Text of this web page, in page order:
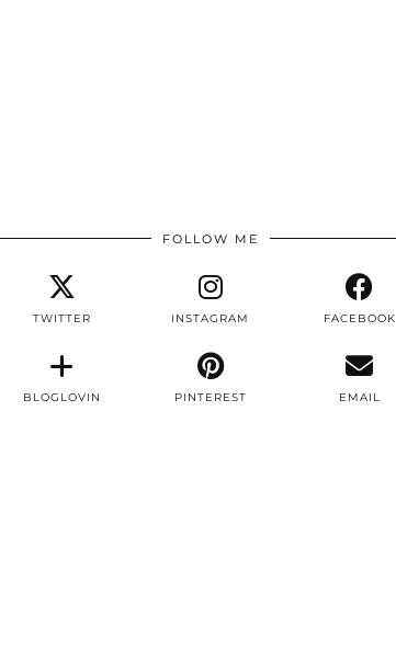
FOLLOW ME
TWITTER INSTAGRAM FACEBOOK
BLOGLOVIN PINTEREST EMAIL